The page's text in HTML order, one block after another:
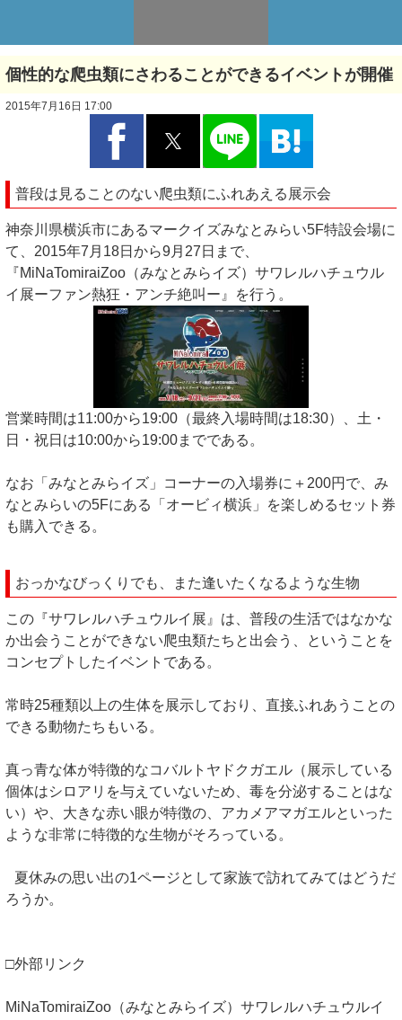
個性的な爬虫類にさわることができるイベントが開催
2015年7月16日 17:00
普段は見ることのない爬虫類にふれあえる展示会
神奈川県横浜市にあるマークイズみなとみらい5F特設会場に
て、2015年7月18日から9月27日まで、
『MiNaTomiraiZoo（みなとみらイズ）サワレルハチュウル
イ展ーファン熱狂・アンチ絶叫ー』を行う。
営業時間は11:00から19:00（最終入場時間は18:30）、土・
日・祝日は10:00から19:00までである。
なお「みなとみらイズ」コーナーの入場券に＋200円で、み
なとみらいの5Fにある「オービィ横浜」を楽しめるセット券
も購入できる。
おっかなびっくりでも、また逢いたくなるような生物
この『サワレルハチュウルイ展』は、普段の生活ではなかな
か出会うことができない爬虫類たちと出会う、ということを
コンセプトしたイベントである。
常時25種類以上の生体を展示しており、直接ふれあうことの
できる動物たちもいる。
真っ青な体が特徴的なコバルトヤドクガエル（展示している
個体はシロアリを与えていないため、毒を分泌することはな
い）や、大きな赤い眼が特徴の、アカメアマガエルといった
ような非常に特徴的な生物がそろっている。
夏休みの思い出の1ページとして家族で訪れてみてはどうだ
ろうか。
□外部リンク
MiNaTomiraiZoo（みなとみらイズ）サワレルハチュウルイ